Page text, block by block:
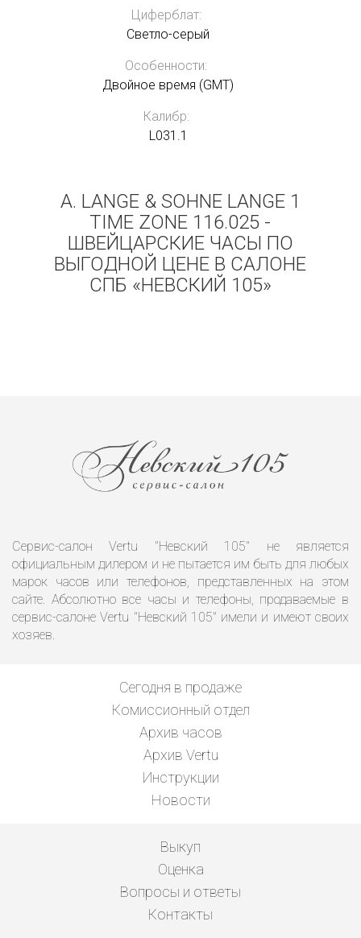
Циферблат:
Светло-серый
Особенности:
Двойное время (GMT)
Калибр:
L031.1
A. LANGE & SOHNE LANGE 1
TIME ZONE 116.025 -
ШВЕЙЦАРСКИЕ ЧАСЫ ПО
ВЫГОДНОЙ ЦЕНЕ В САЛОНЕ
СПБ «НЕВСКИЙ 105»
Сервис-салон Vertu "Невский 105" не является
официальным дилером и не пытается им быть для любых
марок часов или телефонов, представленных на этом
сайте. Абсолютно все часы и телефоны, продаваемые в
сервис-салоне Vertu "Невский 105" имели и имеют своих
хозяев.
Сегодня в продаже
Комиссионный отдел
Архив часов
Архив Vertu
Инструкции
Новости
Выкуп
Оценка
Вопросы и ответы
Контакты